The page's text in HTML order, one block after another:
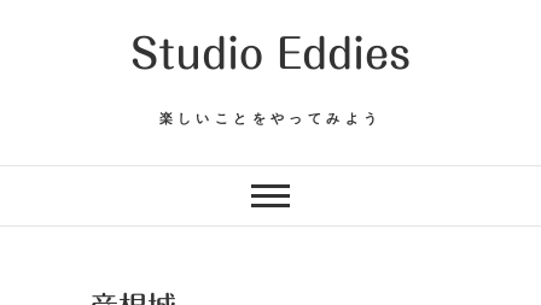
Studio Eddies
楽しいことをやってみよう